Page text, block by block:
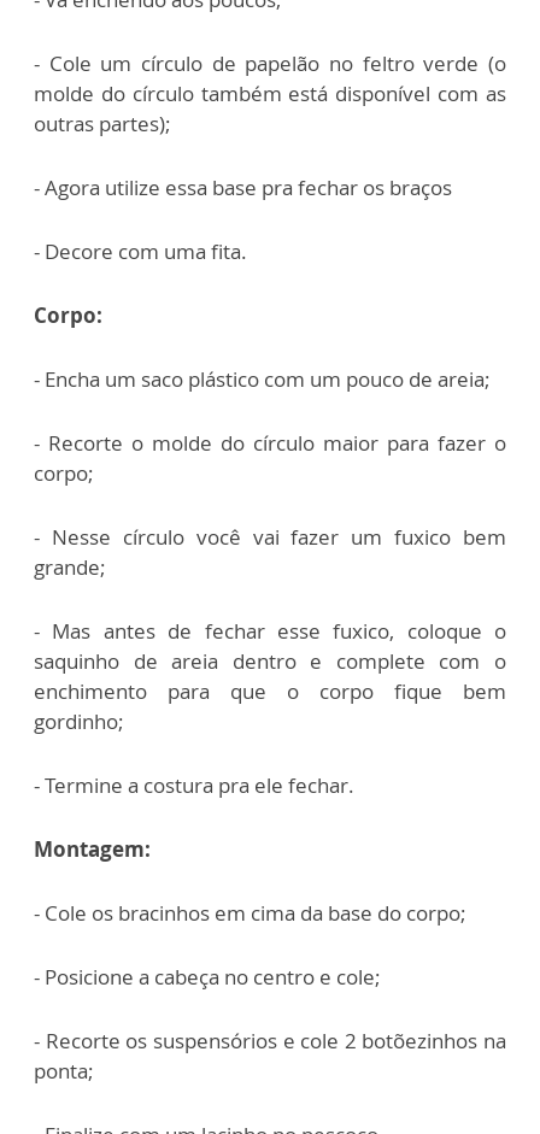
- Cole um círculo de papelão no feltro verde (o
molde do círculo também está disponível com as
outras partes);
- Agora utilize essa base pra fechar os braços
- Decore com uma fita.
Corpo:
- Encha um saco plástico com um pouco de areia;
- Recorte o molde do círculo maior para fazer o
corpo;
- Nesse círculo você vai fazer um fuxico bem
grande;
- Mas antes de fechar esse fuxico, coloque o
saquinho de areia dentro e complete com o
enchimento para que o corpo fique bem
gordinho;
- Termine a costura pra ele fechar.
Montagem:
- Cole os bracinhos em cima da base do corpo;
- Posicione a cabeça no centro e cole;
- Recorte os suspensórios e cole 2 botõezinhos na
ponta;